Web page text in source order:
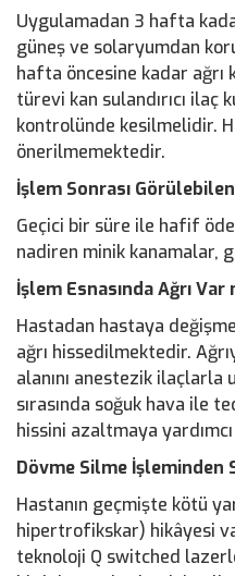
Uygulamadan 3 hafta
güneş ve solaryumdan
hafta öncesine kadar
türevi kan sulandırıcı ilaç
kontrolünde kesilmelidir.
önerilmemektedir.
İşlem Sonrası
Geçici bir süre ile hafif
nadiren minik kanamalar,
İşlem Esnasında Ağrı Var
Hastadan hastaya
ağrı hissedilmektedir.
alanını anestezik
sırasında soğuk hava ile
hissini azaltmaya
Dövme Silme İşleminden
Hastanın geçmişte kötü
hipertrofikskar) hikâyesi
teknoloji Q switched